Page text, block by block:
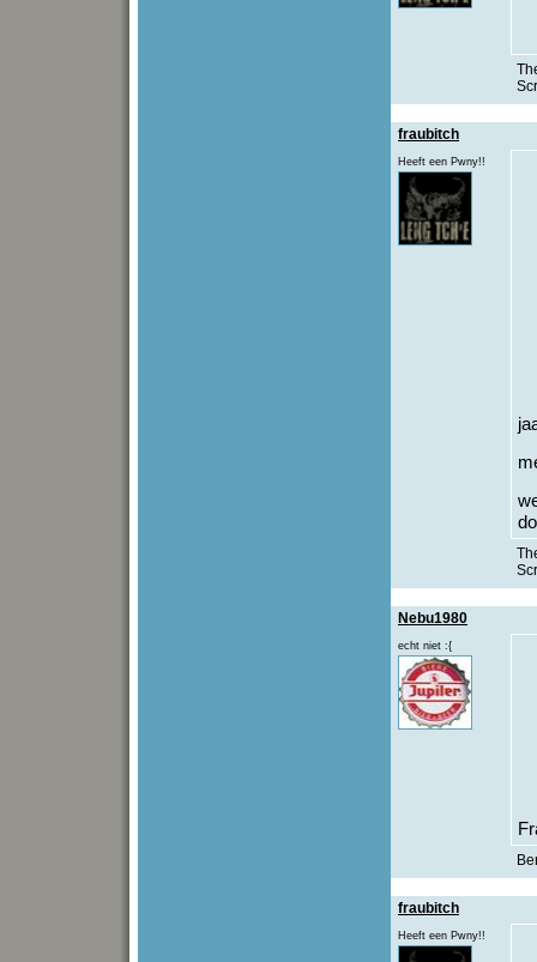
fraubitch
Heeft een Pwny!!
Nebu1980
echt niet :{
fraubitch
Heeft een Pwny!!